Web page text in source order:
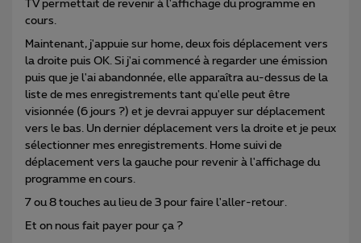
TV permettait de revenir à l'affichage du programme en
cours.
Maintenant, j'appuie sur home, deux fois déplacement vers
la droite puis OK. Si j'ai commencé à regarder une émission
puis que je l'ai abandonnée, elle apparaîtra au-dessus de la
liste de mes enregistrements tant qu'elle peut être
visionnée (6 jours ?) et je devrai appuyer sur déplacement
vers le bas. Un dernier déplacement vers la droite et je peux
sélectionner mes enregistrements. Home suivi de
déplacement vers la gauche pour revenir à l'affichage du
programme en cours.
7 ou 8 touches au lieu de 3 pour faire l'aller-retour.
Et on nous fait payer pour ça ?